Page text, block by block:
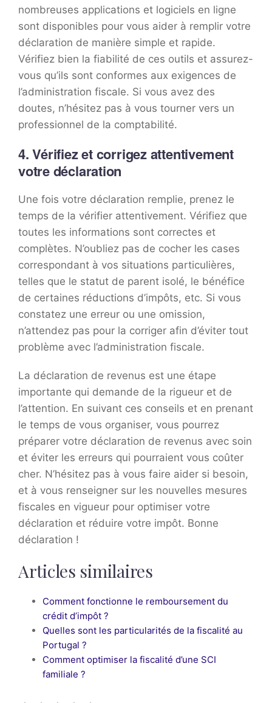
nombreuses applications et logiciels en ligne
sont disponibles pour vous aider à remplir votre
déclaration de manière simple et rapide.
Vérifiez bien la fiabilité de ces outils et assurez-
vous qu’ils sont conformes aux exigences de
l’administration fiscale. Si vous avez des
doutes, n’hésitez pas à vous tourner vers un
professionnel de la comptabilité.
4. Vérifiez et corrigez attentivement
votre déclaration
Une fois votre déclaration remplie, prenez le
temps de la vérifier attentivement. Vérifiez que
toutes les informations sont correctes et
complètes. N’oubliez pas de cocher les cases
correspondant à vos situations particulières,
telles que le statut de parent isolé, le bénéfice
de certaines réductions d’impôts, etc. Si vous
constatez une erreur ou une omission,
n’attendez pas pour la corriger afin d’éviter tout
problème avec l’administration fiscale.
La déclaration de revenus est une étape
importante qui demande de la rigueur et de
l’attention. En suivant ces conseils et en prenant
le temps de vous organiser, vous pourrez
préparer votre déclaration de revenus avec soin
et éviter les erreurs qui pourraient vous coûter
cher. N’hésitez pas à vous faire aider si besoin,
et à vous renseigner sur les nouvelles mesures
fiscales en vigueur pour optimiser votre
déclaration et réduire votre impôt. Bonne
déclaration !
Articles similaires
Comment fonctionne le remboursement du
crédit d’impôt ?
Quelles sont les particularités de la fiscalité au
Portugal ?
Comment optimiser la fiscalité d’une SCI
familiale ?